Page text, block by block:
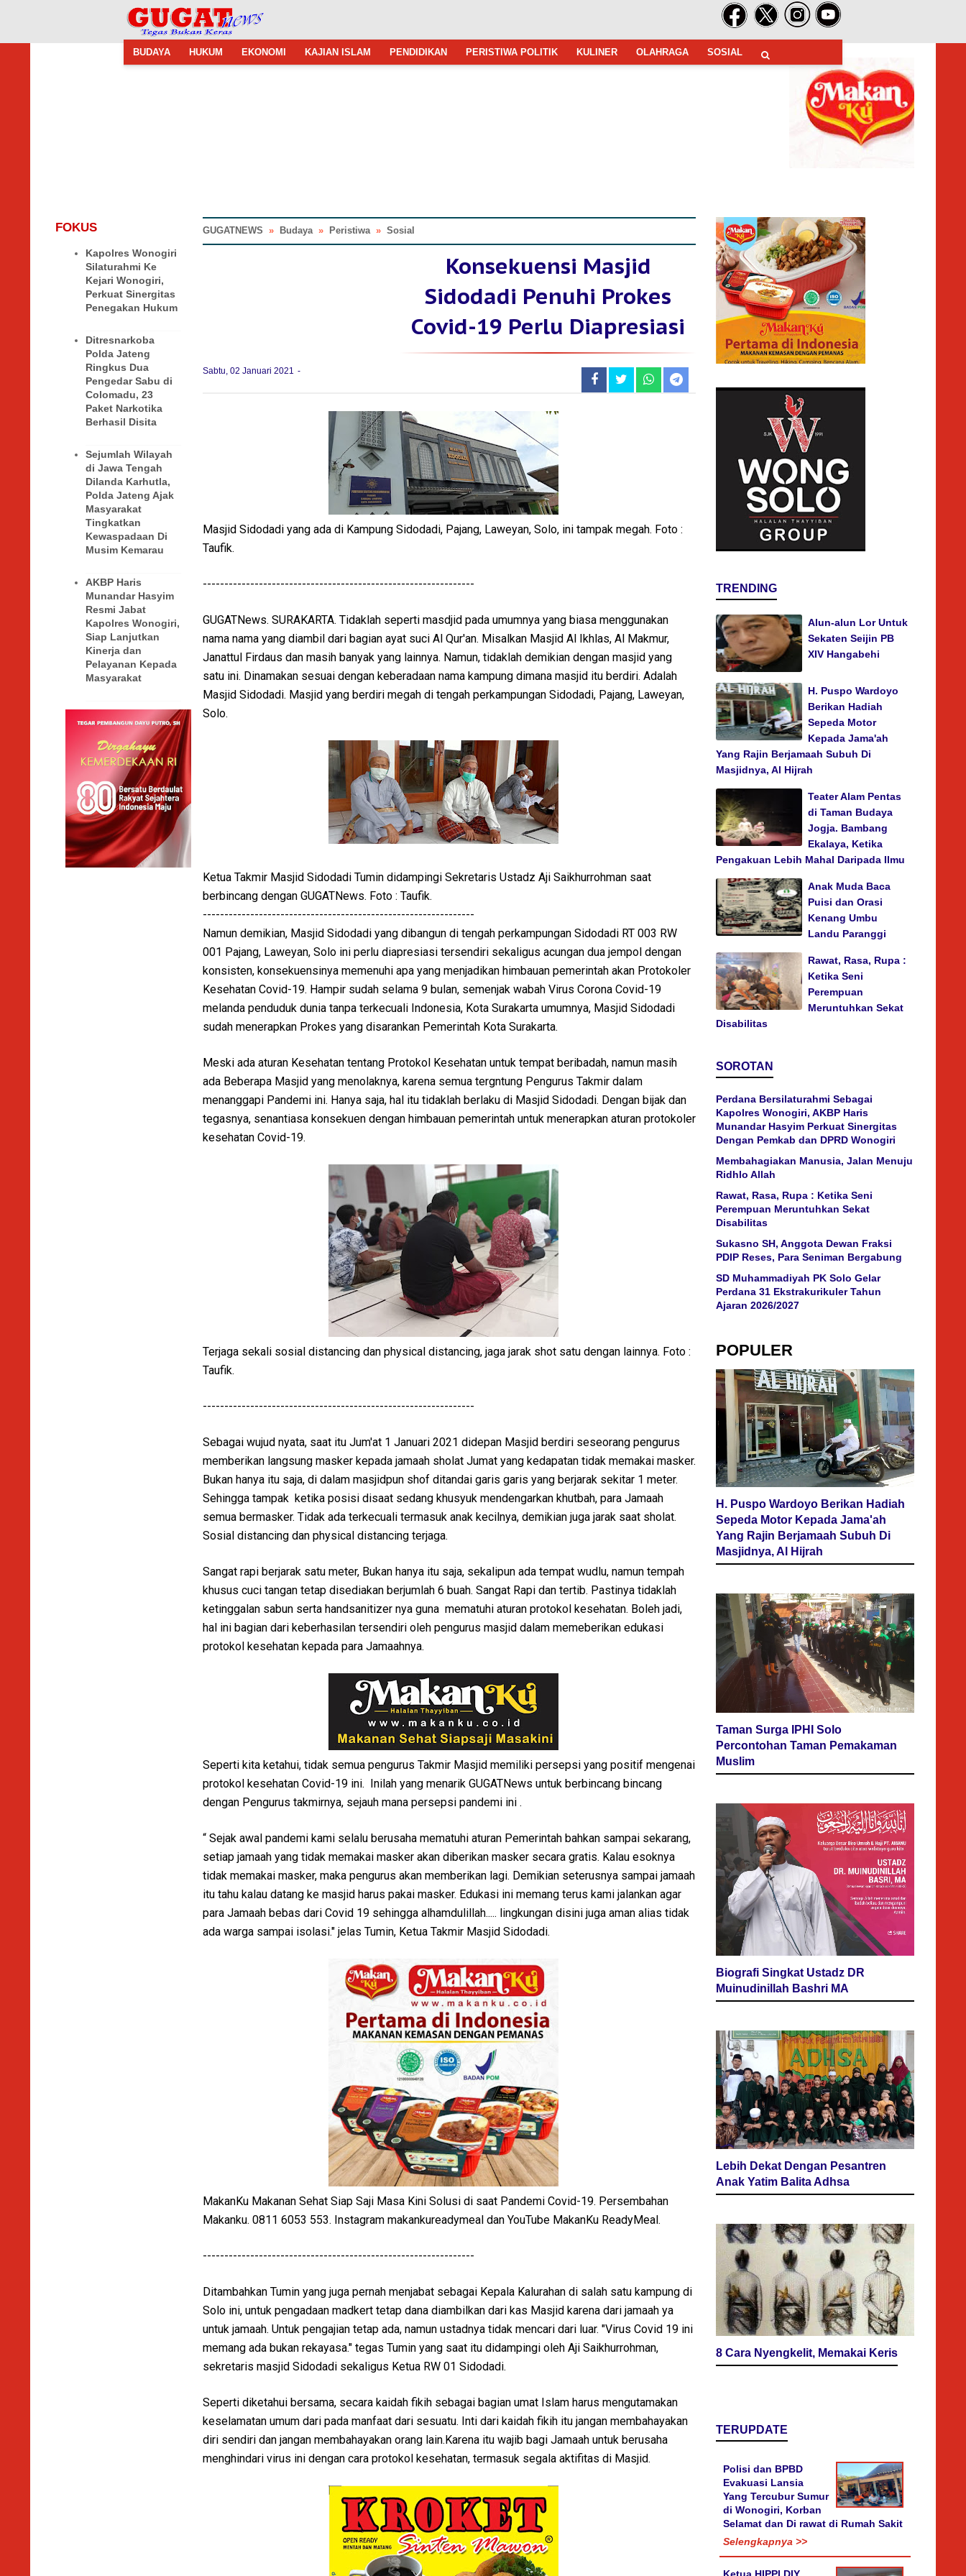
BUDAYA HUKUM EKONOMI KAJIAN ISLAM PENDIDIKAN PERISTIWA POLITIK KULINER OLAHRAGA SOSIAL
FOKUS
Kapolres Wonogiri
Silaturahmi Ke
Kejari Wonogiri,
Perkuat Sinergitas
Penegakan Hukum
Ditresnarkoba
Polda Jateng
Ringkus Dua
Pengedar Sabu di
Colomadu, 23
Paket Narkotika
Berhasil Disita
Sejumlah Wilayah
di Jawa Tengah
Dilanda Karhutla,
Polda Jateng Ajak
Masyarakat
Tingkatkan
Kewaspadaan Di
Musim Kemarau
AKBP Haris
Munandar Hasyim
Resmi Jabat
Kapolres Wonogiri,
Siap Lanjutkan
Kinerja dan
Pelayanan Kepada
Masyarakat
GUGATNEWS » Budaya » Peristiwa » Sosial
Konsekuensi Masjid
Sidodadi Penuhi Prokes
Covid-19 Perlu Diapresiasi
Sabtu, 02 Januari 2021
Masjid Sidodadi yang ada di Kampung Sidodadi, Pajang, Laweyan, Solo, ini tampak megah. Foto :
Taufik.
---------------------------------------------------------------
GUGATNews. SURAKARTA. Tidaklah seperti masdjid pada umumnya yang biasa menggunakan
nama nama yang diambil dari bagian ayat suci Al Qur'an. Misalkan Masjid Al Ikhlas, Al Makmur,
Janattul Firdaus dan masih banyak yang lainnya. Namun, tidaklah demikian dengan masjid yang
satu ini. Dinamakan sesuai dengan keberadaan nama kampung dimana masjid itu berdiri. Adalah
Masjid Sidodadi. Masjid yang berdiri megah di tengah perkampungan Sidodadi, Pajang, Laweyan,
Solo.
Ketua Takmir Masjid Sidodadi Tumin didampingi Sekretaris Ustadz Aji Saikhurrohman saat
berbincang dengan GUGATNews. Foto : Taufik.
---------------------------------------------------------------
Namun demikian, Masjid Sidodadi yang dibangun di tengah perkampungan Sidodadi RT 003 RW
001 Pajang, Laweyan, Solo ini perlu diapresiasi tersendiri sekaligus acungan dua jempol dengan
konsisten, konsekuensinya memenuhi apa yang menjadikan himbauan pemerintah akan Protokoler
Kesehatan Covid-19. Hampir sudah selama 9 bulan, semenjak wabah Virus Corona Covid-19
melanda penduduk dunia tanpa terkecuali Indonesia, Kota Surakarta umumnya, Masjid Sidodadi
sudah menerapkan Prokes yang disarankan Pemerintah Kota Surakarta.
Meski ada aturan Kesehatan tentang Protokol Kesehatan untuk tempat beribadah, namun masih
ada Beberapa Masjid yang menolaknya, karena semua tergntung Pengurus Takmir dalam
menanggapi Pandemi ini. Hanya saja, hal itu tidaklah berlaku di Masjid Sidodadi. Dengan bijak dan
tegasnya, senantiasa konsekuen dengan himbauan pemerintah untuk menerapkan aturan protokoler
kesehatan Covid-19.
Terjaga sekali sosial distancing dan physical distancing, jaga jarak shot satu dengan lainnya. Foto :
Taufik.
---------------------------------------------------------------
Sebagai wujud nyata, saat itu Jum'at 1 Januari 2021 didepan Masjid berdiri seseorang pengurus
memberikan langsung masker kepada jamaah sholat Jumat yang kedapatan tidak memakai masker.
Bukan hanya itu saja, di dalam masjidpun shof ditandai garis garis yang berjarak sekitar 1 meter.
Sehingga tampak ketika posisi disaat sedang khusyuk mendengarkan khutbah, para Jamaah
semua bermasker. Tidak ada terkecuali termasuk anak kecilnya, demikian juga jarak saat sholat.
Sosial distancing dan physical distancing terjaga.
Sangat rapi berjarak satu meter, Bukan hanya itu saja, sekalipun ada tempat wudlu, namun tempah
khusus cuci tangan tetap disediakan berjumlah 6 buah. Sangat Rapi dan tertib. Pastinya tidaklah
ketinggalan sabun serta handsanitizer nya guna mematuhi aturan protokol kesehatan. Boleh jadi,
hal ini bagian dari keberhasilan tersendiri oleh pengurus masjid dalam memeberikan edukasi
protokol kesehatan kepada para Jamaahnya.
Seperti kita ketahui, tidak semua pengurus Takmir Masjid memiliki persepsi yang positif mengenai
protokol kesehatan Covid-19 ini. Inilah yang menarik GUGATNews untuk berbincang bincang
dengan Pengurus takmirnya, sejauh mana persepsi pandemi ini .
“ Sejak awal pandemi kami selalu berusaha mematuhi aturan Pemerintah bahkan sampai sekarang,
setiap jamaah yang tidak memakai masker akan diberikan masker secara gratis. Kalau esoknya
tidak memakai masker, maka pengurus akan memberikan lagi. Demikian seterusnya sampai jamaah
itu tahu kalau datang ke masjid harus pakai masker. Edukasi ini memang terus kami jalankan agar
para Jamaah bebas dari Covid 19 sehingga alhamdulillah..... lingkungan disini juga aman alias tidak
ada warga sampai isolasi." jelas Tumin, Ketua Takmir Masjid Sidodadi.
MakanKu Makanan Sehat Siap Saji Masa Kini Solusi di saat Pandemi Covid-19. Persembahan
Makanku. 0811 6053 553. Instagram makankureadymeal dan YouTube MakanKu ReadyMeal.
---------------------------------------------------------------
Ditambahkan Tumin yang juga pernah menjabat sebagai Kepala Kalurahan di salah satu kampung di
Solo ini, untuk pengadaan madkert tetap dana diambilkan dari kas Masjid karena dari jamaah ya
untuk jamaah. Untuk pengajian tetap ada, namun ustadnya tidak mencari dari luar. "Virus Covid 19 ini
memang ada bukan rekayasa." tegas Tumin yang saat itu didampingi oleh Aji Saikhurrohman,
sekretaris masjid Sidodadi sekaligus Ketua RW 01 Sidodadi.
Seperti diketahui bersama, secara kaidah fikih sebagai bagian umat Islam harus mengutamakan
keselamatan umum dari pada manfaat dari sesuatu. Inti dari kaidah fikih itu jangan membahayakan
diri sendiri dan jangan membahayakan orang lain.Karena itu wajib bagi Jamaah untuk berusaha
menghindari virus ini dengan cara protokol kesehatan, termasuk segala aktifitas di Masjid.
TRENDING
Alun-alun Lor Untuk
Sekaten Seijin PB
XIV Hangabehi
H. Puspo Wardoyo
Berikan Hadiah
Sepeda Motor
Kepada Jama'ah
Yang Rajin Berjamaah Subuh Di
Masjidnya, Al Hijrah
Teater Alam Pentas
di Taman Budaya
Jogja. Bambang
Ekalaya, Ketika
Pengakuan Lebih Mahal Daripada Ilmu
Anak Muda Baca
Puisi dan Orasi
Kenang Umbu
Landu Paranggi
Rawat, Rasa, Rupa :
Ketika Seni
Perempuan
Meruntuhkan Sekat
Disabilitas
SOROTAN
Perdana Bersilaturahmi Sebagai
Kapolres Wonogiri, AKBP Haris
Munandar Hasyim Perkuat Sinergitas
Dengan Pemkab dan DPRD Wonogiri
Membahagiakan Manusia, Jalan Menuju
Ridhlo Allah
Rawat, Rasa, Rupa : Ketika Seni
Perempuan Meruntuhkan Sekat
Disabilitas
Sukasno SH, Anggota Dewan Fraksi
PDIP Reses, Para Seniman Bergabung
SD Muhammadiyah PK Solo Gelar
Perdana 31 Ekstrakurikuler Tahun
Ajaran 2026/2027
POPULER
H. Puspo Wardoyo Berikan Hadiah
Sepeda Motor Kepada Jama'ah
Yang Rajin Berjamaah Subuh Di
Masjidnya, Al Hijrah
Taman Surga IPHI Solo
Percontohan Taman Pemakaman
Muslim
Biografi Singkat Ustadz DR
Muinudinillah Bashri MA
Lebih Dekat Dengan Pesantren
Anak Yatim Balita Adhsa
8 Cara Nyengkelit, Memakai Keris
TERUPDATE
Polisi dan BPBD
Evakuasi Lansia
Yang Tercubur Sumur
di Wonogiri, Korban
Selamat dan Di rawat di Rumah Sakit
Selengkapnya >>
Ketua HIPPI DIY